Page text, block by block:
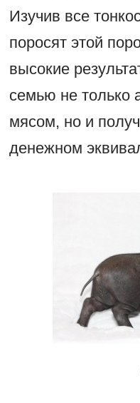
Изучив все
поросят этой
высокие
семью не
мясом, но и
денежном